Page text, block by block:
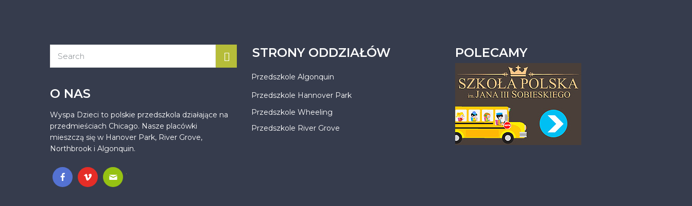
O NAS
Wyspa Dzieci to polskie przedszkola działające na
przedmieściach Chicago. Nasze placówki
mieszczą się w Hanover Park, River Grove,
Northbrook i Algonquin.
.
STRONY ODDZIAŁÓW
Przedszkole Algonquin
Przedszkole Hannover Park
Przedszkole Wheeling
Przedszkole River Grove
POLECAMY